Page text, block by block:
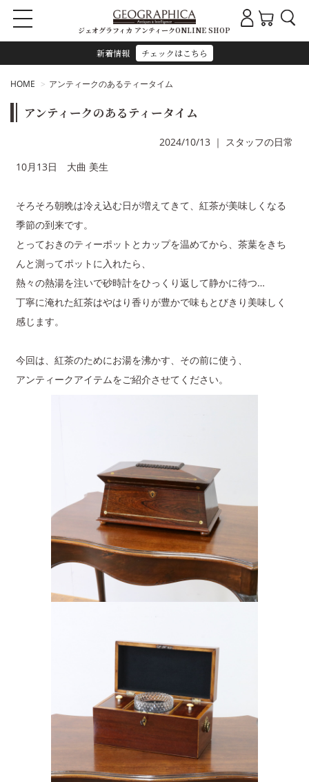
新着情報 チェックはこちら
ジェオグラフィカ アンティークONLINE SHOP
HOME アンティークのあるティータイム
アンティークのあるティータイム
2024/10/13 ｜ スタッフの日常
10月13日 大曲 美生
そろそろ朝晩は冷え込む日が増えてきて、紅茶が美味しくなる
季節の到来です。
とっておきのティーポットとカップを温めてから、茶葉をきち
んと測ってポットに入れたら、
熱々の熱湯を注いで砂時計をひっくり返して静かに待つ…
丁寧に淹れた紅茶はやはり香りが豊かで味もとびきり美味しく
感じます。
今回は、紅茶のためにお湯を沸かす、その前に使う、
アンティークアイテムをご紹介させてください。